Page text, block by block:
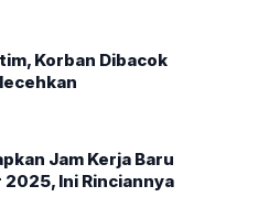
Korban Dibacok
Jam Kerja Baru
2025, Ini Rinciannya